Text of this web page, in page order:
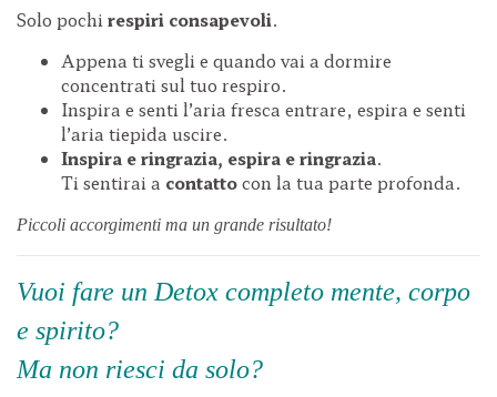
Solo pochirespiri consapevoli.
Appena ti svegli e quando vai a dormire
concentrati sul tuo respiro.
Inspira e senti l’aria fresca entrare, espira e senti
l’aria tiepida uscire.
Inspira e ringrazia, espira e ringrazia.
Ti sentirai a contattocon la tua parte profonda.
Piccoli accorgimenti ma un grande risultato!
Vuoi fare un Detox completo mente, corpo
e spirito?
Ma non riesci da solo?